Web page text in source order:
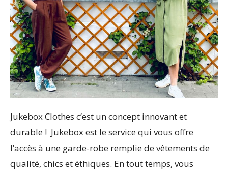
Jukebox Clothes c’est un concept innovant et
durable ! Jukebox est le service qui vous offre
l’accès à une garde-robe remplie de vêtements de
qualité, chics et éthiques. En tout temps, vous